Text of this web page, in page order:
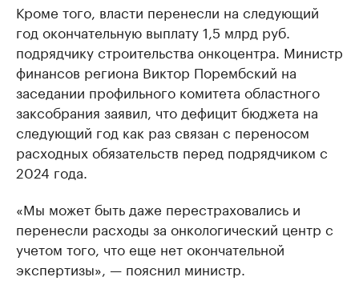
Кроме того, власти перенесли на следующий
год окончательную выплату 1,5 млрд руб.
подрядчику строительства онкоцентра. Министр
финансов региона Виктор Порембский на
заседании профильного комитета областного
заксобрания заявил, что дефицит бюджета на
следующий год как раз связан с переносом
расходных обязательств перед подрядчиком с
2024 года.
«Мы может быть даже перестраховались и
перенесли расходы за онкологический центр с
учетом того, что еще нет окончательной
экспертизы», — пояснил министр.